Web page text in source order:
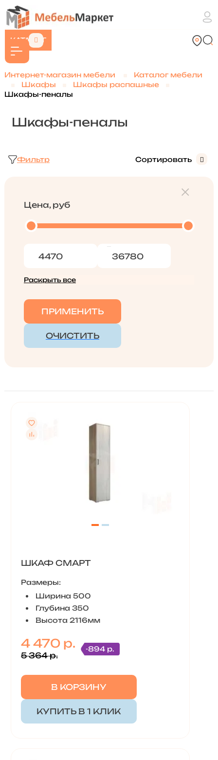
КАТАЛОГ
Интернет-магазин мебели
Каталог мебели
Шкафы
Шкафы распашные
Шкафы-пеналы
Шкафы-пеналы
Фильтр Сортировать
Цена, руб
Раскрыть все
ПРИМЕНИТЬ
ОЧИСТИТЬ
ШКАФ СМАРТ
Размеры:
Ширина 500
Глубина 350
Высота 2116мм
4 470 р.
5 364 р.
-894 р.
В КОРЗИНУ
КУПИТЬ В 1 КЛИК